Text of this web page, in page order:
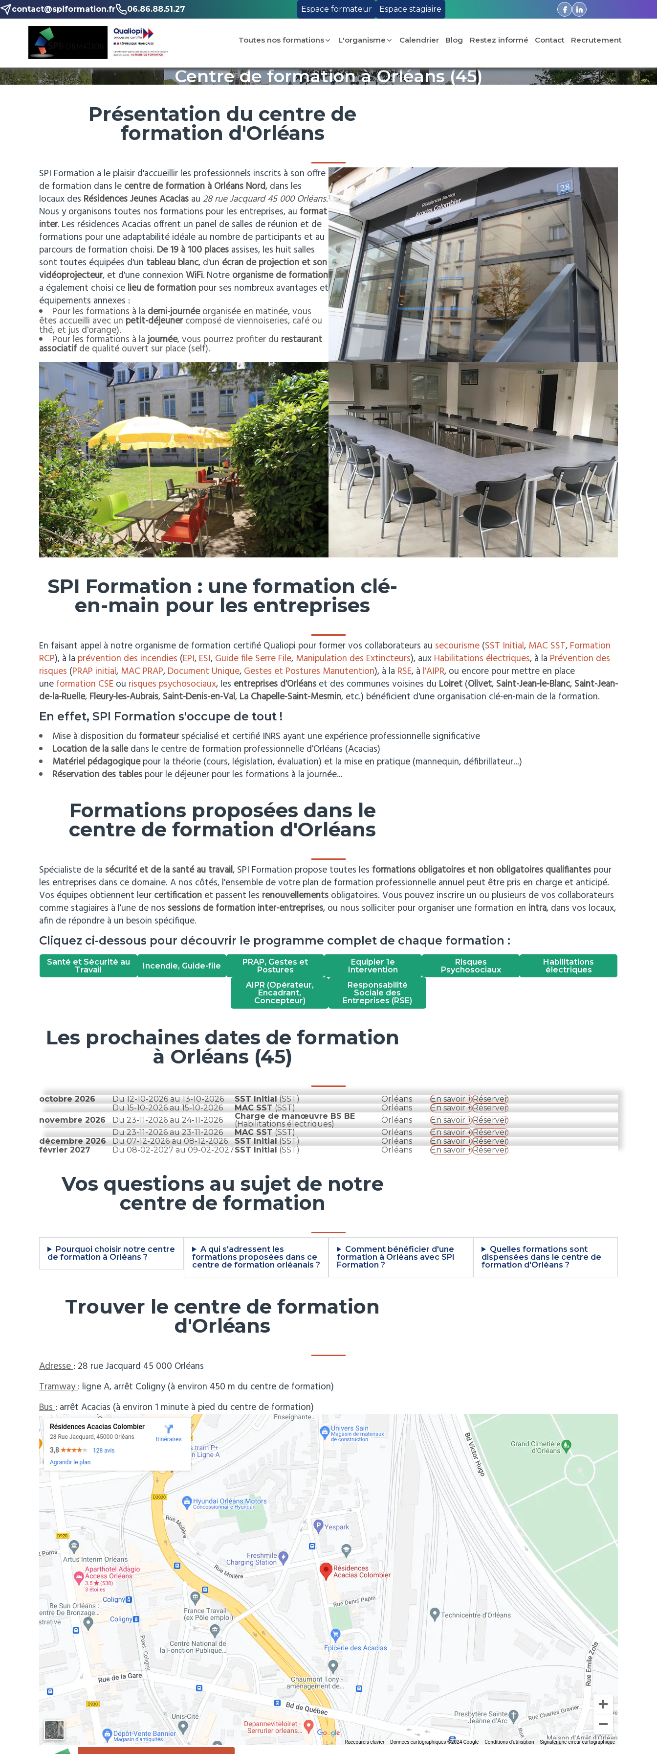
contact@spiformation.fr 06.86.88.51.27 Espace formateur Espace stagiaire
Toutes nos formations L'organisme Calendrier Blog Restez informé Contact Recrutement
Centre de formation à Orléans (45)
Présentation du centre de
formation d'Orléans
SPI Formation a le plaisir d'accueillir les professionnels inscrits à son offre
de formation dans le centre de formation à Orléans Nord, dans les
locaux des Résidences Jeunes Acacias au 28 rue Jacquard 45 000 Orléans.
Nous y organisons toutes nos formations pour les entreprises, au format
inter. Les résidences Acacias offrent un panel de salles de réunion et de
formations pour une adaptabilité idéale au nombre de participants et au
parcours de formation choisi. De 19 à 100 places assises, les huit salles
sont toutes équipées d'un tableau blanc, d'un écran de projection et son
vidéoprojecteur, et d'une connexion WiFi. Notre organisme de formation
a également choisi ce lieu de formation pour ses nombreux avantages et
équipements annexes :
Pour les formations à la demi-journéeorganisée en matinée, vous
êtes accueilli avec un petit-déjeunercomposé de viennoiseries, café ou
thé, et jus d'orange).
Pour les formations à lajournée, vous pourrez profiter du restaurant
associatif de qualité ouvert sur place (self).
SPI Formation : une formation clé-
en-main pour les entreprises
En faisant appel à notre organisme de formation certifié Qualiopi pour former vos collaborateurs au secourisme (SST Initial, MAC SST, Formation
RCP), à la prévention des incendies (EPI, ESI, Guide file Serre File, Manipulation des Extincteurs), aux Habilitations électriques, à la Prévention des
risques (PRAP initial, MAC PRAP, Document Unique, Gestes et Postures Manutention), à la RSE, à l'AIPR, ou encore pour mettre en place
une formation CSE ou risques psychosociaux, les entreprises d'Orléans et des communes voisines du Loiret (Olivet, Saint-Jean-le-Blanc, Saint-Jean-
de-la-Ruelle, Fleury-les-Aubrais, Saint-Denis-en-Val, La Chapelle-Saint-Mesmin, etc.) bénéficient d'une organisation clé-en-main de la formation.
En effet, SPI Formation s'occupe de tout !
Mise à disposition du formateurspécialisé et certifié INRS ayant une expérience professionnelle significative
Location de la salledans le centre de formation professionnelle d'Orléans (Acacias)
Matériel pédagogiquepour la théorie (cours, législation, évaluation) et la mise en pratique (mannequin, défibrillateur...)
Réservation des tables pour le déjeuner pour les formations à la journée...
Formations proposées dans le
centre de formation d'Orléans
Spécialiste de la sécurité et de la santé au travail, SPI Formation propose toutes les formations obligatoires et non obligatoires qualifiantes pour
les entreprises dans ce domaine. A nos côtés, l'ensemble de votre plan de formation professionnelle annuel peut être pris en charge et anticipé.
Vos équipes obtiennent leur certification et passent les renouvellements obligatoires. Vous pouvez inscrire un ou plusieurs de vos collaborateurs
comme stagiaires à l'une de nos sessions de formation inter-entreprises, ou nous solliciter pour organiser une formation en intra, dans vos locaux,
afin de répondre à un besoin spécifique.
Cliquez ci-dessous pour découvrir le programme complet de chaque formation :
Santé et Sécurité au
Travail
Incendie, Guide-file
PRAP, Gestes et
Postures
Equipier 1e
Intervention
Risques
Psychosociaux
Habilitations
électriques
AIPR (Opérateur,
Encadrant,
Concepteur)
Responsabilité
Sociale des
Entreprises (RSE)
Les prochaines dates de formation
à Orléans (45)
octobre 2026 Du12-10-2026au13-10-2026 SST Initial(SST) Orléans En savoir +Réserver
Du15-10-2026au15-10-2026 MAC SST(SST) Orléans En savoir +Réserver
novembre 2026
Du 23-11-2026 au 24-11-2026
Charge de manœuvre BS BE
(Habilitations électriques)
Orléans En savoir +Réserver
Du23-11-2026au23-11-2026 MAC SST(SST) Orléans En savoir +Réserver
décembre 2026
Du07-12-2026au08-12-2026 SST Initial(SST) Orléans En savoir +Réserver
février 2027
Du 08-02-2027 au 09-02-2027SST Initial (SST) Orléans En savoir +Réserver
Vos questions au sujet de notre
centre de formation
Pourquoi choisir notre centre
de formation à Orléans ?
A qui s'adressent les
formations proposées dans ce
centre de formation orléanais ?
Comment bénéficier d'une
formation à Orléans avec SPI
Formation ?
Quelles formations sont
dispensées dans le centre de
formation d'Orléans ?
Trouver le centre de formation
d'Orléans
Adresse: 28 rue Jacquard 45 000 Orléans
Tramway: ligne A, arrêt Coligny (à environ 450 m du centre de formation)
Bus: arrêt Acacias (à environ 1 minute à pied du centre de formation)